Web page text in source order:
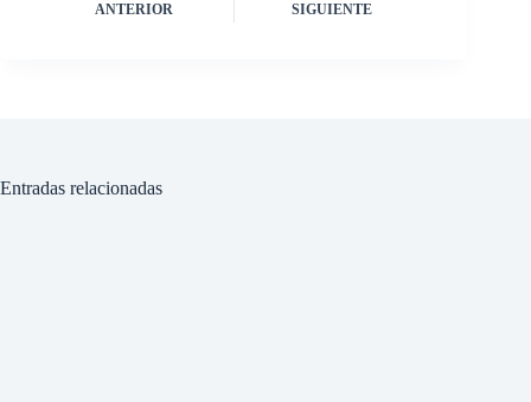
ANTERIOR SIGUIENTE
Entradas relacionadas